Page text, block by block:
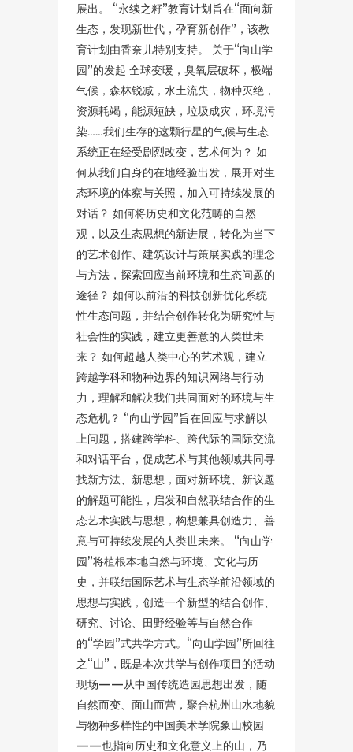
展出。 “永续之籽”教育计划旨在“面向新
生态，发现新世代，孕育新创作”，该教
育计划由香奈儿特别支持。 关于“向山学
园”的发起 全球变暖，臭氧层破坏，极端
气候，森林锐减，水土流失，物种灭绝，
资源耗竭，能源短缺，垃圾成灾，环境污
染……我们生存的这颗行星的气候与生态
系统正在经受剧烈改变，艺术何为？ 如
何从我们自身的在地经验出发，展开对生
态环境的体察与关照，加入可持续发展的
对话？ 如何将历史和文化范畴的自然
观，以及生态思想的新进展，转化为当下
的艺术创作、建筑设计与策展实践的理念
与方法，探索回应当前环境和生态问题的
途径？ 如何以前沿的科技创新优化系统
性生态问题，并结合创作转化为研究性与
社会性的实践，建立更善意的人类世未
来？ 如何超越人类中心的艺术观，建立
跨越学科和物种边界的知识网络与行动
力，理解和解决我们共同面对的环境与生
态危机？ “向山学园”旨在回应与求解以
上问题，搭建跨学科、跨代际的国际交流
和对话平台，促成艺术与其他领域共同寻
找新方法、新思想，面对新环境、新议题
的解题可能性，启发和自然联结合作的生
态艺术实践与思想，构想兼具创造力、善
意与可持续发展的人类世未来。 “向山学
园”将植根本地自然与环境、文化与历
史，并联结国际艺术与生态学前沿领域的
思想与实践，创造一个新型的结合创作、
研究、讨论、田野经验等与自然合作
的“学园”式共学方式。“向山学园”所回往
之“山”，既是本次共学与创作项目的活动
现场——从中国传统造园思想出发，随
自然而变、面山而营，聚合杭州山水地貌
与物种多样性的中国美术学院象山校园
——也指向历史和文化意义上的山，乃